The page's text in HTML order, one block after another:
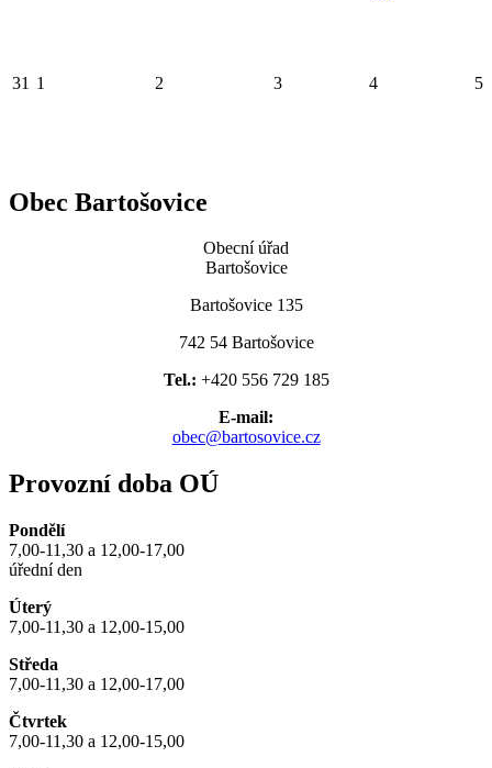
31 1 2 3 4 5
Obec Bartošovice
Obecní úřad
Bartošovice
Bartošovice 135
742 54 Bartošovice
Tel.: +420 556 729 185
E-mail:
obec@bartosovice.cz
Provozní doba OÚ
Pondělí
7,00-11,30 a 12,00-17,00
úřední den
Úterý
7,00-11,30 a 12,00-15,00
Středa
7,00-11,30 a 12,00-17,00
Čtvrtek
7,00-11,30 a 12,00-15,00